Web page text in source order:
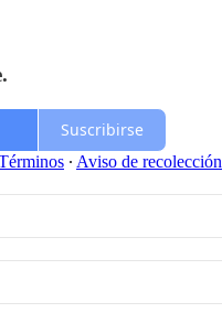
Suscribirse
∙ Aviso de recolección